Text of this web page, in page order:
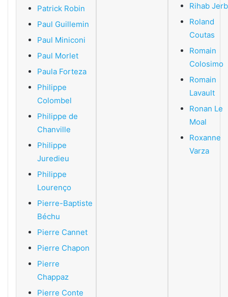
Patrick Robin
Paul Guillemin
Paul Miniconi
Paul Morlet
Paula Forteza
Philippe
Colombel
Philippe de
Chanville
Philippe
Juredieu
Philippe
Lourenço
Pierre-Baptiste
Béchu
Pierre Cannet
Pierre Chapon
Pierre
Chappaz
Pierre Conte
Rihab
Roland
Coutas
Romain
Colosimo
Romain
Lavault
Ronan Le
Moal
Roxanne
Varza